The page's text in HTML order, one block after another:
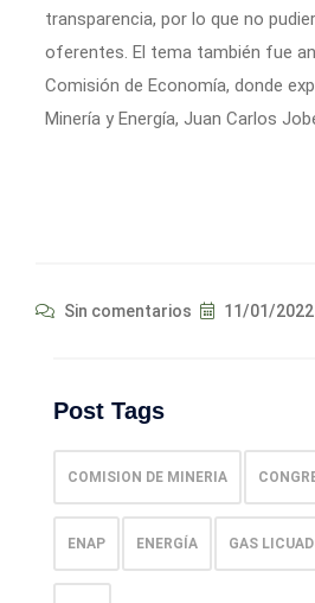
transparencia, por lo que no
oferentes. El tema también fue
Comisión de Economía, donde
Minería y Energía, Juan Carlos
Sin comentarios 11/01/2022
Post Tags
COMISION DE MINERIA
ENAP ENERGÍA GAS